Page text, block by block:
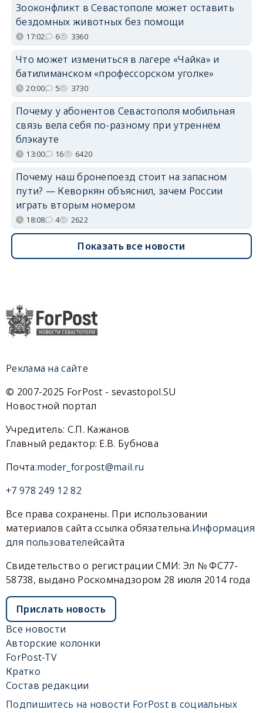
Зооконфликт в Севастополе может оставить
бездомных животных без помощи
17:02 6 3360
Что может измениться в лагере «Чайка» и
батилиманском «профессорском уголке»
20:00 5 3730
Почему у абонентов Севастополя мобильная
связь вела себя по-разному при утреннем
блэкауте
13:00 16 6420
Почему наш бронепоезд стоит на запасном
пути? — Кеворкян объяснил, зачем России
играть вторым номером
18:08 4 2622
Показать все новости
Реклама на сайте
© 2007-2025 ForPost - sevastopol.SU
Новостной портал
Учредитель: С.П. Кажанов
Главный редактор: Е.В. Бубнова
Почта:moder_forpost@mail.ru
+7 978 249 12 82
Все права сохранены. При использовании
материалов сайта ссылка обязательна.Информация
для пользователейсайта
Свидетельство о регистрации СМИ: Эл № ФС77-
58738, выдано Роскомнадзором 28 июля 2014 года
Прислать новость
Все новости
Авторские колонки
ForPost-TV
Кратко
Состав редакции
Подпишитесь на новости ForPost в социальных